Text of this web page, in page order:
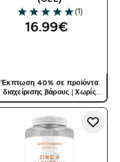
5 out of 5 stars
(1)
16.99€‎
Έκπτωση 40% σε προϊόντα
διαχείρισης βάρους |Χωρίς
Κωδικό